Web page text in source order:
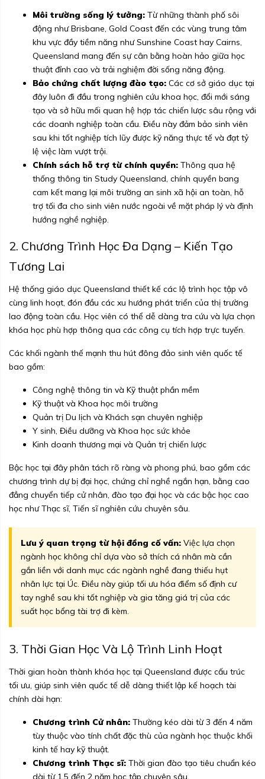
Môi trường sống lý tưởng: Từ những thành phố sôi
động như Brisbane, Gold Coast đến các vùng trung tâm
khu vực đầy tiềm năng như Sunshine Coast hay Cairns,
Queensland mang đến sự cân bằng hoàn hảo giữa học
thuật đỉnh cao và trải nghiệm đời sống năng động.
Bảo chứng chất lượng đào tạo: Các cơ sở giáo dục tại
đây luôn đi đầu trong nghiên cứu khoa học, đổi mới sáng
tạo và sở hữu mối quan hệ hợp tác chiến lược sâu rộng với
các doanh nghiệp toàn cầu. Điều này đảm bảo sinh viên
sau khi tốt nghiệp tích lũy được kỹ năng thực tế và đạt tỷ
lệ việc làm vượt trội.
Chính sách hỗ trợ từ chính quyền: Thông qua hệ
thống thông tin Study Queensland, chính quyền bang
cam kết mang lại môi trường an sinh xã hội an toàn, hỗ
trợ tối đa cho sinh viên nước ngoài về mặt pháp lý và định
hướng nghề nghiệp.
2. Chương Trình Học Đa Dạng – Kiến Tạo
Tương Lai
Hệ thống giáo dục Queensland thiết kế các lộ trình học tập vô
cùng linh hoạt, đón đầu các xu hướng phát triển của thị trường
lao động toàn cầu. Học viên có thể dễ dàng tra cứu và lựa chọn
khóa học phù hợp thông qua các công cụ tích hợp trực tuyến.
Các khối ngành thế mạnh thu hút đông đảo sinh viên quốc tế
bao gồm:
Công nghệ thông tin và Kỹ thuật phần mềm
Kỹ thuật và Khoa học môi trường
Quản trị Du lịch và Khách sạn chuyên nghiệp
Y sinh, Điều dưỡng và Khoa học sức khỏe
Kinh doanh thương mại và Quản trị chiến lược
Bậc học tại đây phân tách rõ ràng và phong phú, bao gồm các
chương trình dự bị đại học, chứng chỉ nghề ngắn hạn, bằng cao
đẳng chuyển tiếp cử nhân, đào tạo đại học và các bậc học cao
học như Thạc sĩ, Tiến sĩ nghiên cứu chuyên sâu.
Lưu ý quan trọng từ hội đồng cố vấn: Việc lựa chọn
ngành học không chỉ dựa vào sở thích cá nhân mà cần
gắn liền với danh mục các ngành nghề đang thiếu hụt
nhân lực tại Úc. Điều này giúp tối ưu hóa điểm số định cư
tay nghề sau khi tốt nghiệp và gia tăng giá trị của các
suất học bổng tài trợ đi kèm.
3. Thời Gian Học Và Lộ Trình Linh Hoạt
Thời gian hoàn thành khóa học tại Queensland được cấu trúc
tối ưu, giúp sinh viên quốc tế dễ dàng thiết lập kế hoạch tài
chính dài hạn:
Chương trình Cử nhân: Thường kéo dài từ 3 đến 4 năm
tùy thuộc vào tính chất đặc thù của ngành học thuộc khối
kinh tế hay kỹ thuật.
Chương trình Thạc sĩ: Thời gian đào tạo tiêu chuẩn kéo
dài từ 1.5 đến 2 năm học tập chuyên sâu.